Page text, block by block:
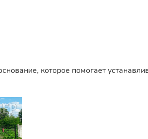
которое помогает